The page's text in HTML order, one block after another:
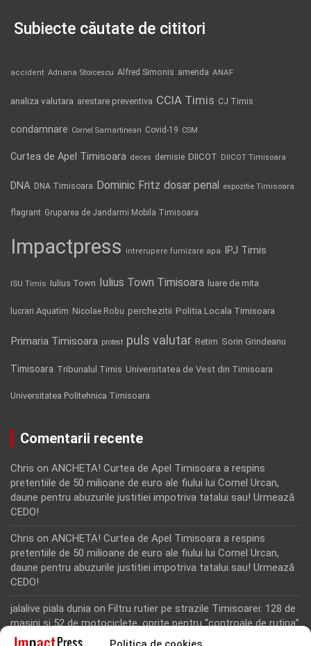
Subiecte căutate de cititori
accident Adriana Stoicescu Alfred Simonis amenda ANAF
analiza valutara arestare preventiva CCIA Timis CJ Timis
condamnare Cornel Samartinean Covid-19 CSM
Curtea de Apel Timisoara deces demisie DIICOT DIICOT Timisoara
DNA DNA Timisoara Dominic Fritz dosar penal expozitie Timisoara
flagrant Gruparea de Jandarmi Mobila Timisoara
Impactpress intrerupere furnizare apa IPJ Timis
ISU Timis Iulius Town Iulius Town Timisoara luare de mita
lucrari Aquatim Nicolae Robu perchezitii Politia Locala Timisoara
Primaria Timisoara protest puls valutar Retim Sorin Grindeanu
Timisoara Tribunalul Timis Universitatea de Vest din Timisoara
Universitatea Politehnica Timisoara
Comentarii recente
Chris on ANCHETA! Curtea de Apel Timisoara a respins
pretentiile de 50 milioane de euro ale fiului lui Cornel Urcan,
daune pentru abuzurile justitiei impotriva tatalui sau! Urmează
CEDO!
Chris on ANCHETA! Curtea de Apel Timisoara a respins
pretentiile de 50 milioane de euro ale fiului lui Cornel Urcan,
daune pentru abuzurile justitiei impotriva tatalui sau! Urmează
CEDO!
jalalive piala dunia on Filtru rutier pe strazile Timisoarei: 128 de
masini si 52 de motociclete, oprite pentru “controale de rutina”